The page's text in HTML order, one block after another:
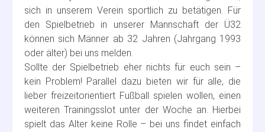
sich in unserem Verein sportlich zu betätigen. Für
den Spielbetrieb in unserer Mannschaft der Ü32
können sich Männer ab 32 Jahren (Jahrgang 1993
oder älter) bei uns melden.
Sollte der Spielbetrieb eher nichts für euch sein –
kein Problem! Parallel dazu bieten wir für alle, die
lieber freizeitorientiert Fußball spielen wollen, einen
weiteren Trainingsslot unter der Woche an. Hierbei
spielt das Alter keine Rolle – bei uns findet einfach